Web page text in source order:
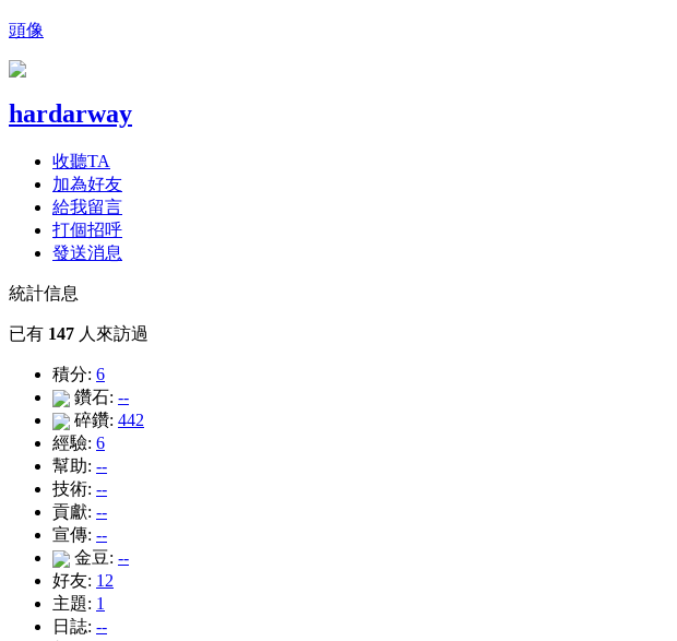
頭像
hardarway
收聽TA
加為好友
給我留言
打個招呼
發送消息
統計信息
已有 147 人來訪過
積分: 6
鑽石: --
碎鑽: 442
經驗: 6
幫助: --
技術: --
貢獻: --
宣傳: --
金豆: --
好友: 12
主題: 1
日誌: --